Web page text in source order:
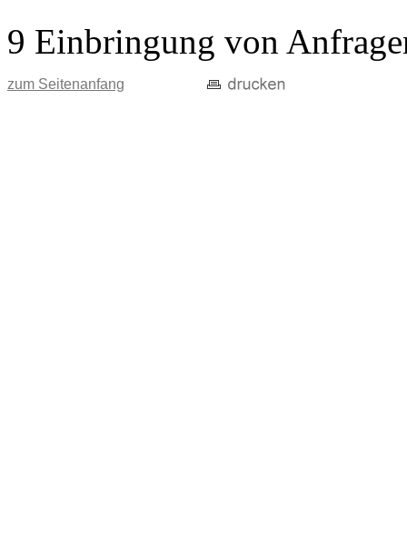
9 Einbringung von
zum Seitenanfang